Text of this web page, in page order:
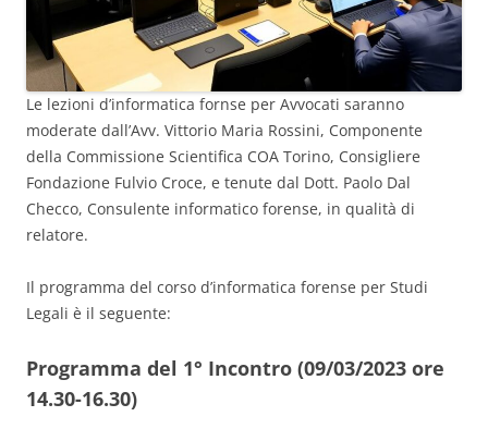
Le lezioni d’informatica fornse per Avvocati saranno
moderate dall’Avv. Vittorio Maria Rossini, Componente
della Commissione Scientifica COA Torino, Consigliere
Fondazione Fulvio Croce, e tenute dal Dott. Paolo Dal
Checco, Consulente informatico forense, in qualità di
relatore.
Il programma del corso d’informatica forense per Studi
Legali è il seguente:
Programma del 1° Incontro (09/03/2023 ore
14.30-16.30)